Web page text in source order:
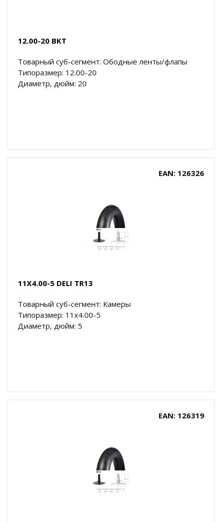
12.00-20 BKT
Товарный суб-сегмент: Ободные ленты/флапы
Типоразмер: 12.00-20
Диаметр, дюйм: 20
EAN: 126326
11X4.00-5 DELI TR13
Товарный суб-сегмент: Камеры
Типоразмер: 11x4.00-5
Диаметр, дюйм: 5
EAN: 126319